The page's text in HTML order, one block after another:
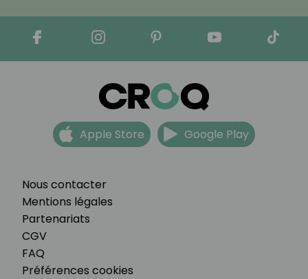
Nous contacter
Mentions légales
Partenariats
CGV
FAQ
Préférences cookies
Apple Store Google Play